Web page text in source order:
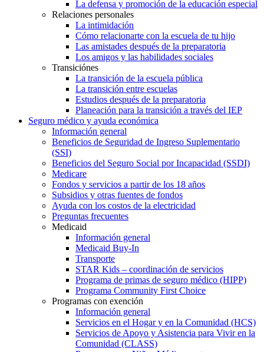
La defensa y promoción de la educación especial
Relaciones personales
La intimidación
Cómo relacionarte con la escuela de tu hijo
Las amistades después de la preparatoria
Los amigos y las habilidades sociales
Transiciónes
La transición de la escuela pública
La transición entre escuelas
Estudios después de la preparatoria
Planeación para la transición a través del IEP
Seguro médico y ayuda económica
Información general
Beneficios de Seguridad de Ingreso Suplementario
(SSI)
Beneficios del Seguro Social por Incapacidad (SSDI)
Medicare
Fondos y servicios a partir de los 18 años
Subsidios y otras fuentes de fondos
Ayuda con los costos de la electricidad
Preguntas frecuentes
Medicaid
Información general
Medicaid Buy-In
Transporte
STAR Kids – coordinación de servicios
Programa de primas de seguro médico (HIPP)
Programa Community First Choice
Programas con exención
Información general
Servicios en el Hogar y en la Comunidad (HCS)
Servicios de Apoyo y Asistencia para Vivir en la
Comunidad (CLASS)